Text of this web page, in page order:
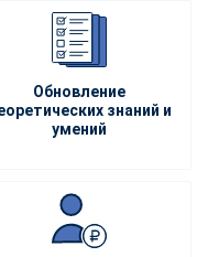
Обновление
знаний и
умений